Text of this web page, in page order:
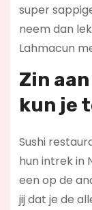
super
neem dan
Lahmacun
Zin
kun je
Sushi
hun intrek in
een op de
jij dat je de